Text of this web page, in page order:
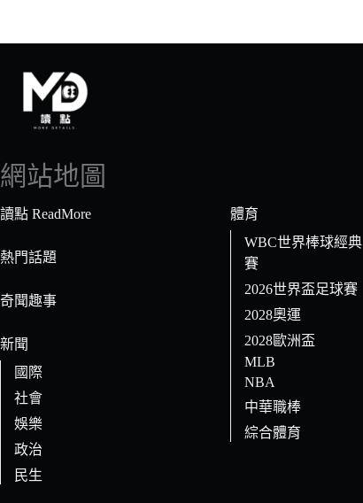
網站地圖
讀點 ReadMore
熱門話題
奇聞趣事
新聞
國際
社會
娛樂
政治
民生
體育
WBC世界棒球經典
賽
2026世界盃足球賽
2028奧運
2028歐洲盃
MLB
NBA
中華職棒
綜合體育